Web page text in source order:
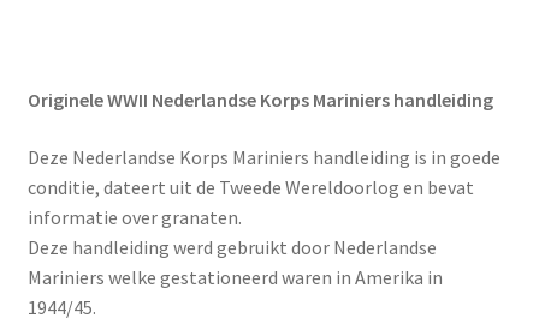
Originele WWII Nederlandse Korps Mariniers handleiding
Deze Nederlandse Korps Mariniers handleiding is in goede
conditie, dateert uit de Tweede Wereldoorlog en bevat
informatie over granaten.
Deze handleiding werd gebruikt door Nederlandse
Mariniers welke gestationeerd waren in Amerika in
1944/45.